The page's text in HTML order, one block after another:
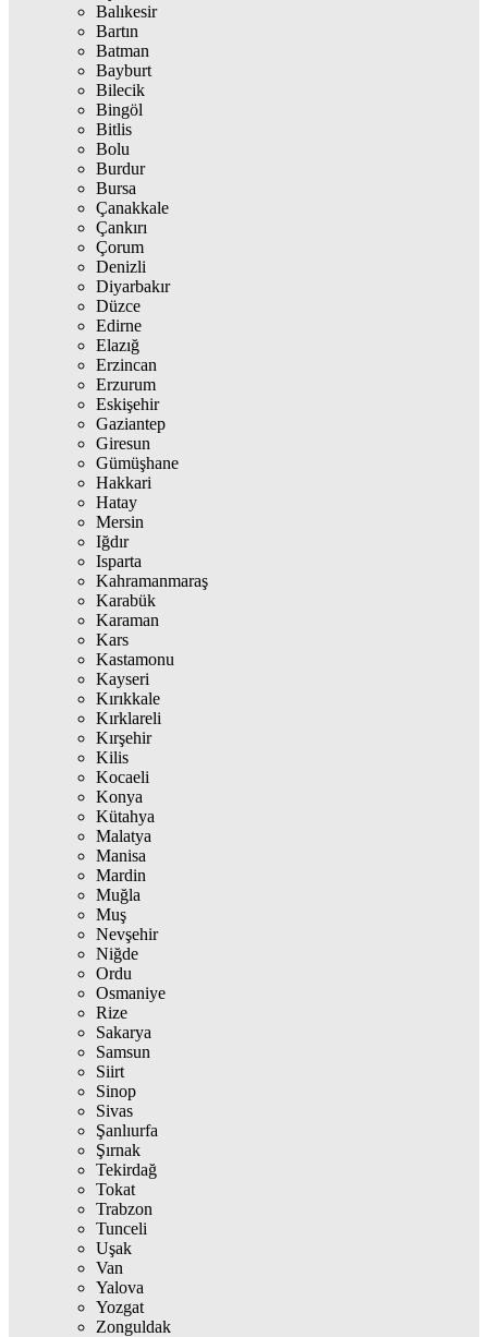
Balıkesir
Bartın
Batman
Bayburt
Bilecik
Bingöl
Bitlis
Bolu
Burdur
Bursa
Çanakkale
Çankırı
Çorum
Denizli
Diyarbakır
Düzce
Edirne
Elazığ
Erzincan
Erzurum
Eskişehir
Gaziantep
Giresun
Gümüşhane
Hakkari
Hatay
Mersin
Iğdır
Isparta
Kahramanmaraş
Karabük
Karaman
Kars
Kastamonu
Kayseri
Kırıkkale
Kırklareli
Kırşehir
Kilis
Kocaeli
Konya
Kütahya
Malatya
Manisa
Mardin
Muğla
Muş
Nevşehir
Niğde
Ordu
Osmaniye
Rize
Sakarya
Samsun
Siirt
Sinop
Sivas
Şanlıurfa
Şırnak
Tekirdağ
Tokat
Trabzon
Tunceli
Uşak
Van
Yalova
Yozgat
Zonguldak